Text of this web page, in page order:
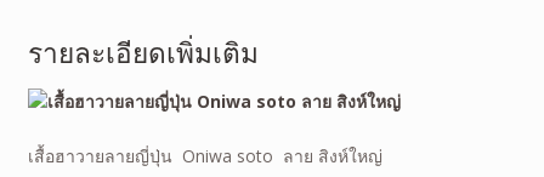
รายละเอียดเพิ่มเติม
เสื้อฮาวายลายญี่ปุ่น Oniwa soto ลาย สิงห์ใหญ่